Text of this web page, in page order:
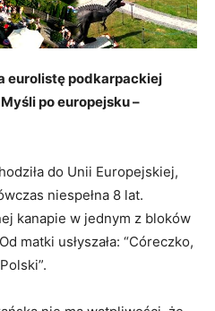
eurolistę podkarpackiej
po europejsku –
do Unii Europejskiej,
niespełna 8 lat.
kanapie w jednym z bloków
matki usłyszała: “Córeczko,